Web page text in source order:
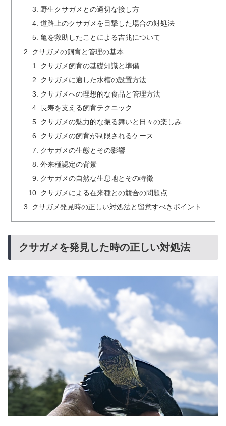
野生クサガメとの適切な接し方
道路上のクサガメを目撃した場合の対処法
亀を救助したことによる吉兆について
クサガメの飼育と管理の基本
クサガメ飼育の基礎知識と準備
クサガメに適した水槽の設置方法
クサガメへの理想的な食品と管理方法
長寿を支える飼育テクニック
クサガメの魅力的な振る舞いと日々の楽しみ
クサガメの飼育が制限されるケース
クサガメの生態とその影響
外来種認定の背景
クサガメの自然な生息地とその特徴
クサガメによる在来種との競合の問題点
クサガメ発見時の正しい対処法と留意すべきポイント
クサガメを発見した時の正しい対処法